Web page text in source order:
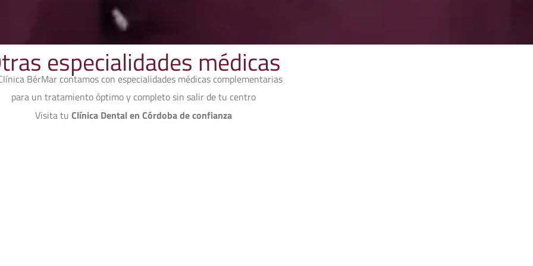
especialidades médicas
BérMar contamos con especialidades médicas complementarias
para un tratamiento óptimo y completo sin salir de tu centro
Visita tu Clínica Dental en Córdoba de confianza